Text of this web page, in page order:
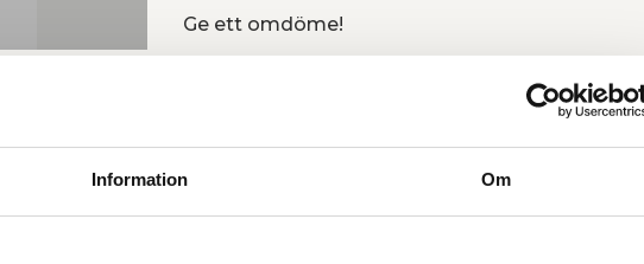
Information Om
Ge ett omdöme!